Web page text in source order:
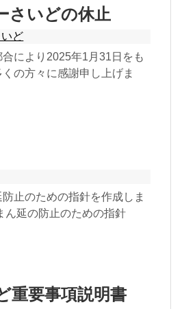
さいどの休止
ど
により2025年1月31日をも
の方々に感謝申し上げま
止のための指針を作成しま
ん延の防止のための指針
重要事項説明書